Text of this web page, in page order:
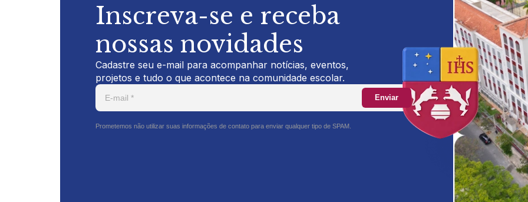
Inscreva-se e receba
nossas novidades
Cadastre seu e-mail para acompanhar notícias, eventos,
projetos e tudo o que acontece na comunidade escolar.
Enviar
Prometemos não utilizar suas informações de contato para enviar qualquer tipo de SPAM.